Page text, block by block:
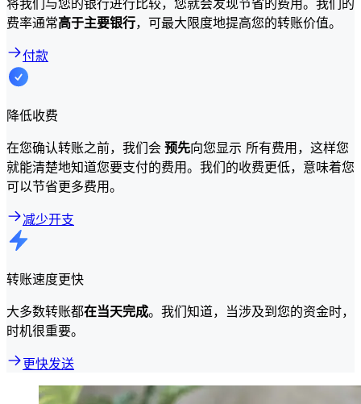
费率通常高于主要银行，可最大限度地提高您的转账价值。
付款
降低收费
在您确认转账之前，我们会 预先向您显示 所有费用，这样您
就能清楚地知道您要支付的费用。我们的收费更低，意味着您
可以节省更多费用。
减少开支
转账速度更快
大多数转账都在当天完成。我们知道，当涉及到您的资金时，
时机很重要。
更快发送